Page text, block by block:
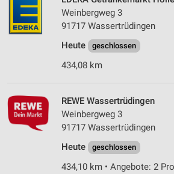
Weinbergweg 3
91717 Wassertrüdingen
Heute
geschlossen
434,08 km
REWE Wassertrüdingen
Weinbergweg 3
91717 Wassertrüdingen
Heute
geschlossen
434,10 km • Angebote: 2